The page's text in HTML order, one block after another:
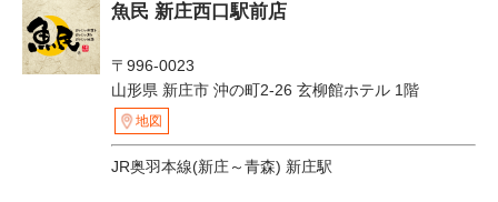
魚民 新庄西口駅前店
〒996-0023
山形県 新庄市 沖の町2-26 玄柳館ホテル 1階
地図
JR奥羽本線(新庄～青森) 新庄駅